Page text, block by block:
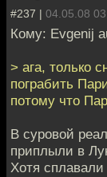
#237 | 04.05.08
Кому: Evgenij
> ага, только
пограбить
потому что
В суровой
приплыли в
Хотя